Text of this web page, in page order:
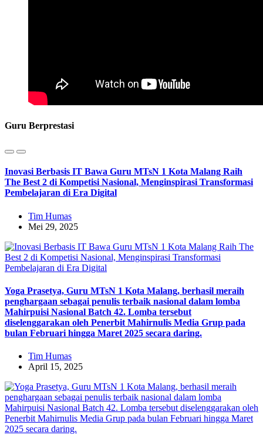
Guru Berprestasi
Inovasi Berbasis IT Bawa Guru MTsN 1 Kota Malang Raih
The Best 2 di Kompetisi Nasional, Menginspirasi Transformasi
Pembelajaran di Era Digital
Tim Humas
Mei 29, 2025
Yoga Prasetya, Guru MTsN 1 Kota Malang, berhasil meraih
penghargaan sebagai penulis terbaik nasional dalam lomba
Mahirpuisi Nasional Batch 42. Lomba tersebut
diselenggarakan oleh Penerbit Mahirnulis Media Grup pada
bulan Februari hingga Maret 2025 secara daring.
Tim Humas
April 15, 2025